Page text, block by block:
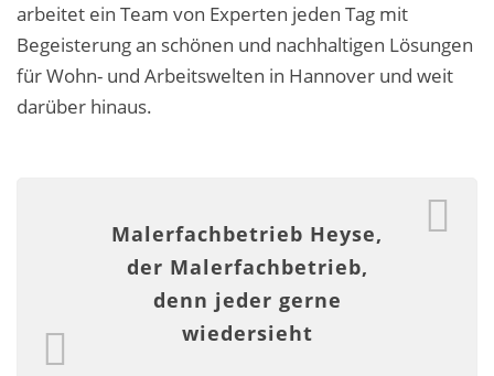
Leistungen ›
Altbausanierung
Der gesunde Raum
Echtmetalloptik
arbeitet ein Team von Experten jeden Tag mit
Begeisterung an schönen und nachhaltigen Lösungen
für Wohn- und Arbeitswelten in Hannover und weit
darüber hinaus.
Malerfachbetrieb Heyse,
der Malerfachbetrieb,
denn jeder gerne
wiedersieht